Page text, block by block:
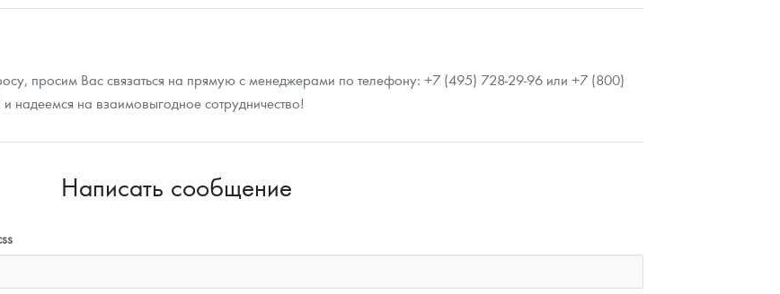
просим Вас связаться на прямую с менеджерами по телефону: +7 (495) 728-29-96 или +7 (800)
надеемся на взаимовыгодное сотрудничество!
Написать сообщение